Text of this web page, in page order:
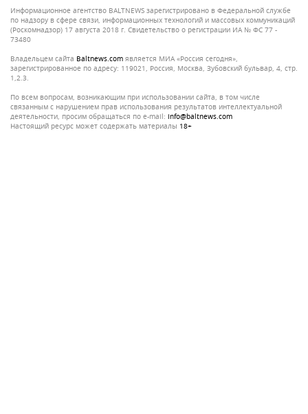
Информационное агентство BALTNEWS зарегистрировано в Федеральной службе
по надзору в сфере связи, информационных технологий и массовых коммуникаций
(Роскомнадзор) 17 августа 2018 г. Свидетельство о регистрации ИА № ФС 77 -
73480
Владельцем сайта
baltnews.com является МИА «Россия сегодня»,
зарегистрированное по адресу: 119021, Россия, Москва, Зубовский бульвар, 4, стр.
1,2.3.
По всем вопросам, возникающим при использовании сайта, в том числе
связанным с нарушением прав использования результатов интеллектуальной
деятельности, просим обращаться по e-mail: info@baltnews.com
Настоящий ресурс может содержать материалы 18+